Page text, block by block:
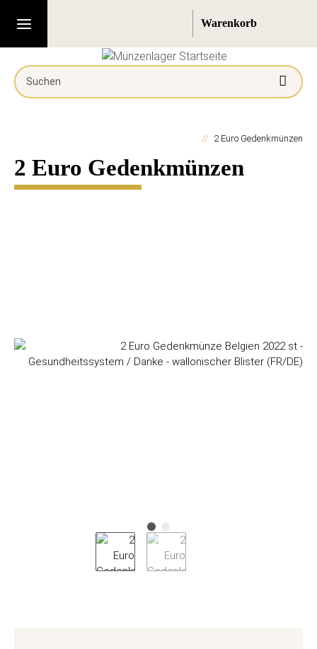
2 Euro Gedenkmünzen
2 Euro Gedenkmünzen